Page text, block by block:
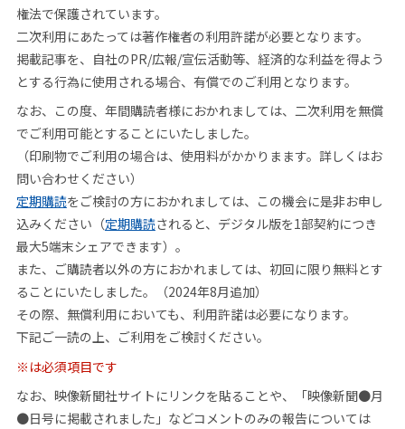
権法で保護されています。
二次利用にあたっては著作権者の利用許諾が必要となります。
掲載記事を、自社のPR/広報/宣伝活動等、経済的な利益を得よう
とする行為に使用される場合、有償でのご利用となります。
なお、この度、年間購読者様におかれましては、二次利用を無償
でご利用可能とすることにいたしました。
（印刷物でご利用の場合は、使用料がかかりまます。詳しくはお
問い合わせください）
定期購読をご検討の方におかれましては、この機会に是非お申し
込みください（定期購読されると、デジタル版を1部契約につき
最大5端末シェアできます）。
また、ご購読者以外の方におかれましては、初回に限り無料とす
ることにいたしました。（2024年8月追加）
その際、無償利用においても、利用許諾は必要になります。
下記ご一読の上、ご利用をご検討ください。
※は必須項目です
なお、映像新聞社サイトにリンクを貼ることや、「映像新聞●月
●日号に掲載されました」などコメントのみの報告については